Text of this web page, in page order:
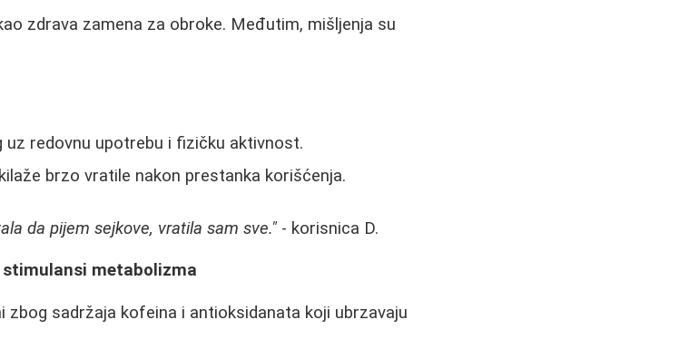
zdrava zamena za obroke. Međutim, mišljenja su
uz redovnu upotrebu i fizičku aktivnost.
brzo vratile nakon prestanka korišćenja.
da pijem sejkove, vratila sam sve." - korisnica D.
metabolizma
zbog sadržaja kofeina i antioksidanata koji ubrzavaju